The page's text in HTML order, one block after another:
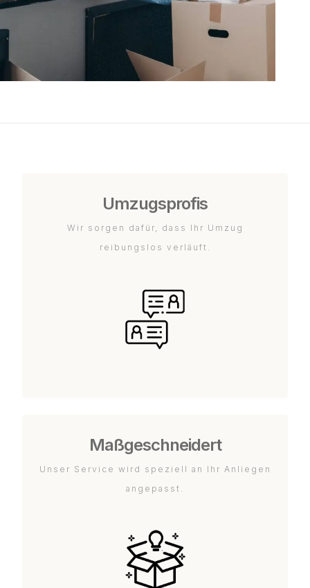
Umzugsprofis
Wir sorgen dafür, dass Ihr Umzug
reibungslos verläuft.
Maßgeschneidert
Unser Service wird speziell an Ihr Anliegen
angepasst.